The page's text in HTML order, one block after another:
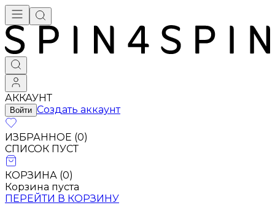
АККАУНТ
Войти Создать аккаунт
ИЗБРАННОЕ (0)
СПИСОК ПУСТ
КОРЗИНА (0)
Корзина пуста
ПЕРЕЙТИ В КОРЗИНУ